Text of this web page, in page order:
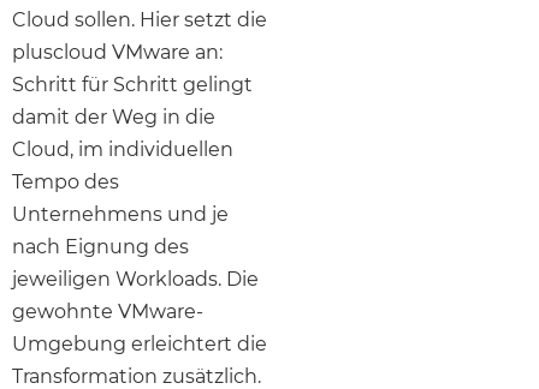
Cloud sollen. Hier setzt die
pluscloud VMware an:
Schritt für Schritt gelingt
damit der Weg in die
Cloud, im individuellen
Tempo des
Unternehmens und je
nach Eignung des
jeweiligen Workloads. Die
gewohnte VMware-
Umgebung erleichtert die
Transformation zusätzlich.